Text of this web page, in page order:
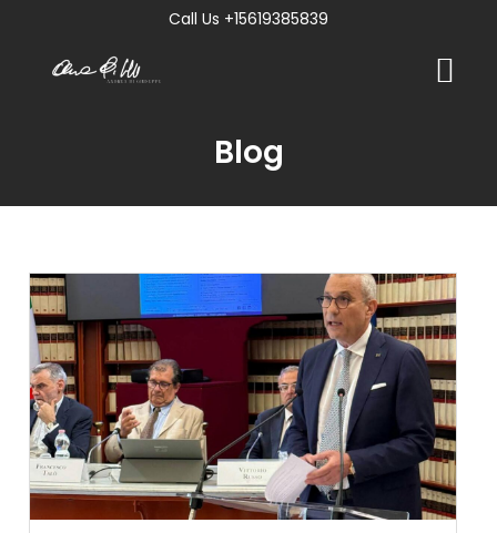
Call Us +15619385839
Blog